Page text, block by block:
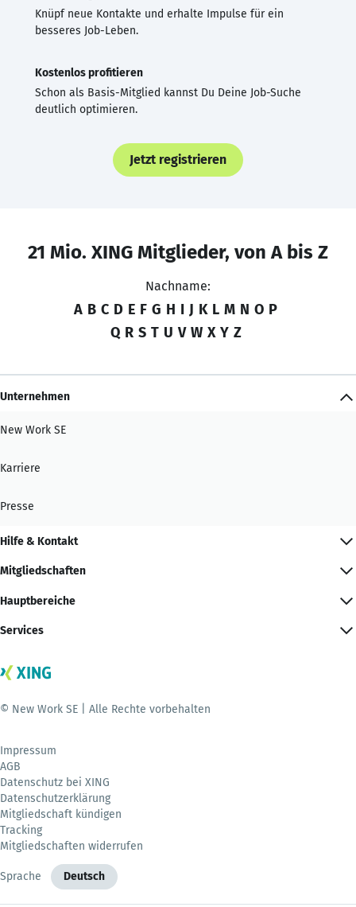
Knüpf neue Kontakte und erhalte Impulse für ein
besseres Job-Leben.
Kostenlos profitieren
Schon als Basis-Mitglied kannst Du Deine Job-Suche
deutlich optimieren.
Jetzt registrieren
21 Mio. XING Mitglieder, von A bis Z
Nachname:
A B C D E F G H I J K L M N O P
Q R S T U V W X Y Z
Unternehmen
New Work SE
Karriere
Presse
Hilfe & Kontakt
Mitgliedschaften
Hauptbereiche
Services
© New Work SE | Alle Rechte vorbehalten
Impressum
AGB
Datenschutz bei XING
Datenschutzerklärung
Mitgliedschaft kündigen
Tracking
Mitgliedschaften widerrufen
Sprache Deutsch